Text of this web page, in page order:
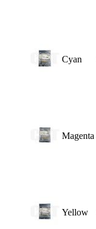
Cyan
Magenta
Yellow